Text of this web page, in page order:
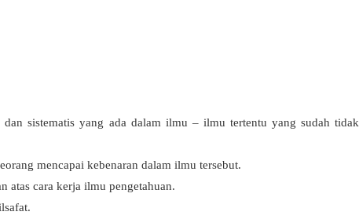
sistematis yang ada dalam ilmu – ilmu tertentu yang sudah tidak
mencapai kebenaran dalam ilmu tersebut.
atas cara kerja ilmu pengetahuan.